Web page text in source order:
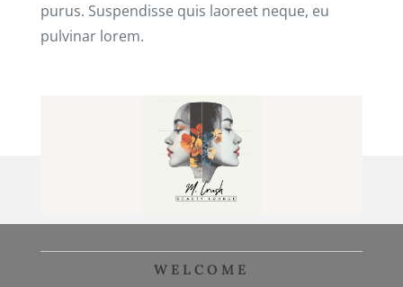
purus. Suspendisse quis laoreet neque, eu
pulvinar lorem.
WELCOME